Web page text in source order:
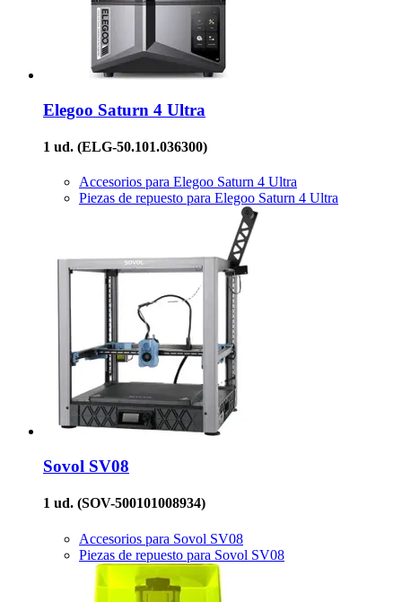
Elegoo Saturn 4 Ultra
1 ud. (ELG-50.101.036300)
Accesorios para Elegoo Saturn 4 Ultra
Piezas de repuesto para Elegoo Saturn 4 Ultra
Sovol SV08
1 ud. (SOV-500101008934)
Accesorios para Sovol SV08
Piezas de repuesto para Sovol SV08